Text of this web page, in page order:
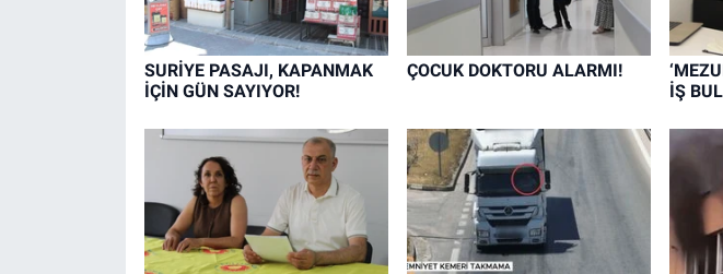
SURİYE PASAJI, KAPANMAK
İÇİN GÜN SAYIYOR!
ÇOCUK DOKTORU ALARMI!
İŞ